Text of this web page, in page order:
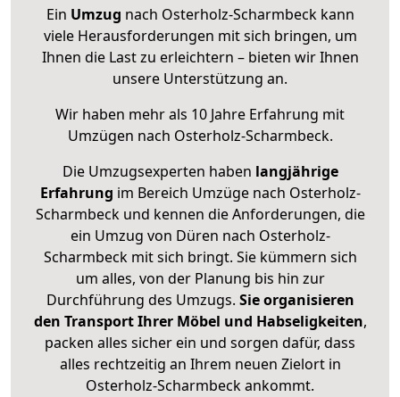
Ein Umzug nach Osterholz-Scharmbeck kann
viele Herausforderungen mit sich bringen, um
Ihnen die Last zu erleichtern – bieten wir Ihnen
unsere Unterstützung an.
Wir haben mehr als 10 Jahre Erfahrung mit
Umzügen nach Osterholz-Scharmbeck.
Die Umzugsexperten haben langjährige
Erfahrung im Bereich Umzüge nach Osterholz-
Scharmbeck und kennen die Anforderungen, die
ein Umzug von Düren nach Osterholz-
Scharmbeck mit sich bringt. Sie kümmern sich
um alles, von der Planung bis hin zur
Durchführung des Umzugs. Sie organisieren
den Transport Ihrer Möbel und Habseligkeiten,
packen alles sicher ein und sorgen dafür, dass
alles rechtzeitig an Ihrem neuen Zielort in
Osterholz-Scharmbeck ankommt.